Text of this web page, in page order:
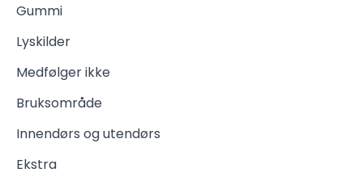
Gummi
Lyskilder
Medfølger ikke
Bruksområde
Innendørs og utendørs
Ekstra